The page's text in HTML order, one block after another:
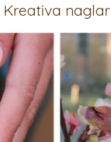
Kreativa naglar